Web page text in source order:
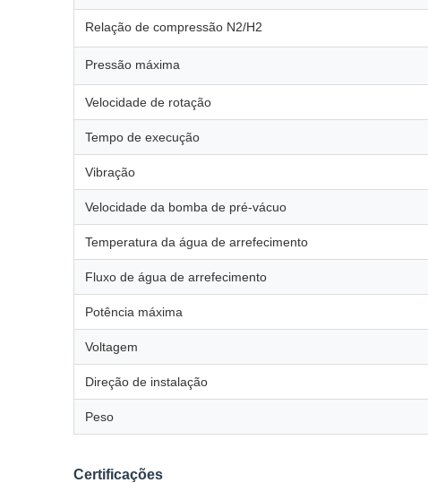
Relação de compressão N2/H2
Pressão máxima
Velocidade de rotação
Tempo de execução
Vibração
Velocidade da bomba de pré-vácuo
Temperatura da água de arrefecimento
Fluxo de água de arrefecimento
Potência máxima
Voltagem
Direção de instalação
Peso
Certificações